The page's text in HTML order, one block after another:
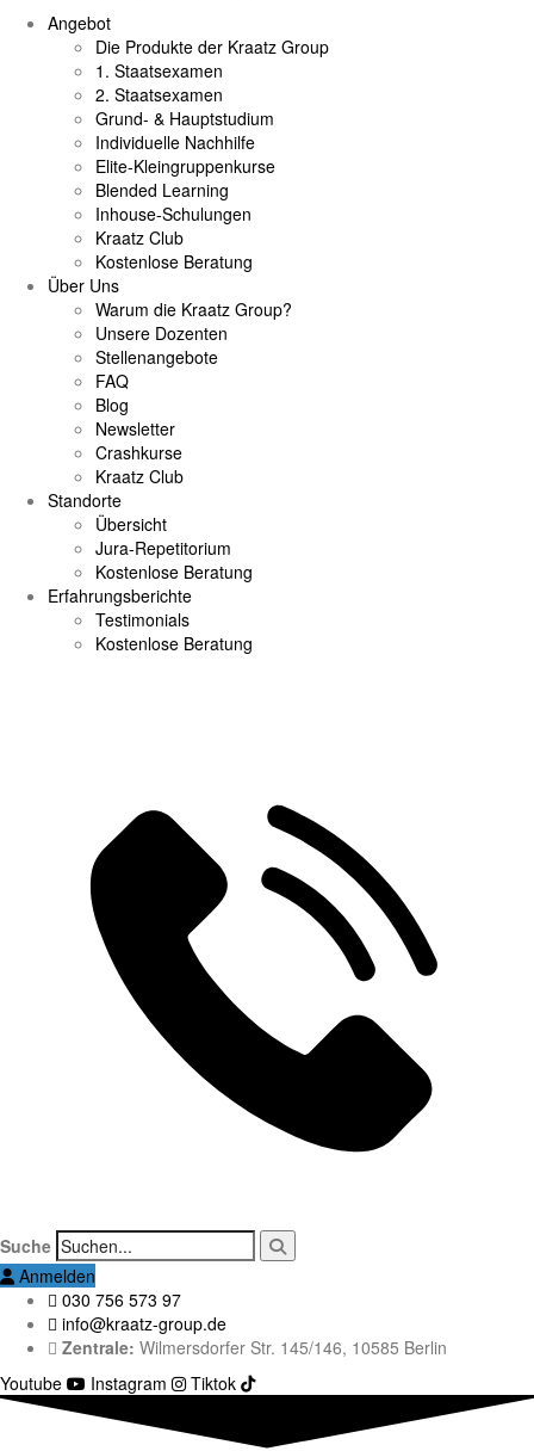
Angebot
Die Produkte der Kraatz Group
1. Staatsexamen
2. Staatsexamen
Grund- & Hauptstudium
Individuelle Nachhilfe
Elite-Kleingruppenkurse
Blended Learning
Inhouse-Schulungen
Kraatz Club
Kostenlose Beratung
Über Uns
Warum die Kraatz Group?
Unsere Dozenten
Stellenangebote
FAQ
Blog
Newsletter
Crashkurse
Kraatz Club
Standorte
Übersicht
Jura-Repetitorium
Kostenlose Beratung
Erfahrungsberichte
Testimonials
Kostenlose Beratung
Suche
Anmelden
030 756 573 97
info@kraatz-group.de
Zentrale: Wilmersdorfer Str. 145/146, 10585 Berlin
Youtube
Instagram Tiktok